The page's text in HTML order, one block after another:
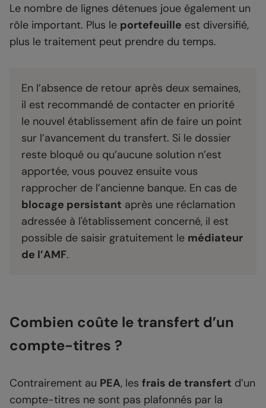
Le nombre de lignes détenues joue également un
rôle important. Plus le portefeuille est diversifié,
plus le traitement peut prendre du temps.
En l’absence de retour après deux semaines,
il est recommandé de contacter en priorité
le nouvel établissement afin de faire un point
sur l’avancement du transfert. Si le dossier
reste bloqué ou qu’aucune solution n’est
apportée, vous pouvez ensuite vous
rapprocher de l’ancienne banque. En cas de
blocage persistant après une réclamation
adressée à l'établissement concerné, il est
possible de saisir gratuitement le médiateur
de l’AMF.
Combien coûte le transfert d’un
compte-titres ?
Contrairement au PEA, les frais de transfert d’un
compte-titres ne sont pas plafonnés par la